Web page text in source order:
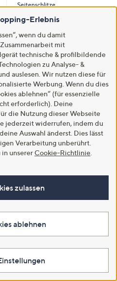
Seitenschlitze
€ 19,99
5.0
5
Weitere Farben verfügbar
In den Warenkorb
Longcardigan V-Ausschnitt
Leistentaschen leger weit
€ 99,99
4.84
Weitere Farben verfügbar
Erlebnis
wenn du damit
mit
technische & profilbildende
zu Analyse- &
auslesen. Wir nutzen diese für
Werbung. Wenn du dies
ablehnen“ (für essenzielle
erforderlich). Deine
die Nutzung dieser Webseite
jederzeit widerrufen, indem du
Auswahl änderst. Dies lässt
Verarbeitung unberührt.
unserer Cookie-Richtlinie
zulassen
ablehnen